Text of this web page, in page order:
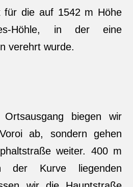
für die auf 1542 m Höhe
Höhle, in der eine
verehrt wurde.
biegen wir
ab, sondern gehen
weiter. 400 m
der Kurve liegenden